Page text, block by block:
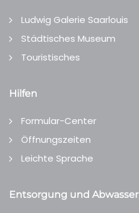
Ludwig Galerie Saarlouis
Städtisches Museum
Touristisches
Hilfen
Formular-Center
Öffnungszeiten
Leichte Sprache
Entsorgung und Abwasser